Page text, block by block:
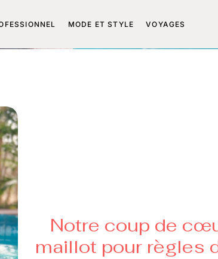
MODE ET STYLE VOYAGES
Notre coup de
maillot pour règles